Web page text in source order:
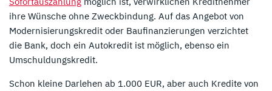
ihre Wünsche ohne Zweckbindung. Auf das Angebot von
Modernisierungskredit oder Baufinanzierungen verzichtet
die Bank, doch ein Autokredit ist möglich, ebenso ein
Umschuldungskredit.
Schon kleine Darlehen ab 1.000 EUR, aber auch Kredite von